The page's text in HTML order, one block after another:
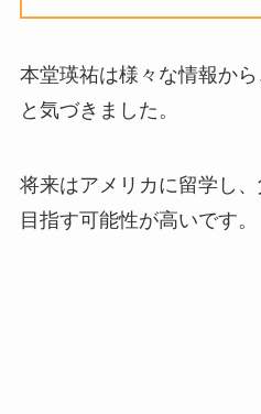
本堂瑛祐は様々な情報か
と気づきました。
将来はアメリカに留学し
目指す可能性が高いです。